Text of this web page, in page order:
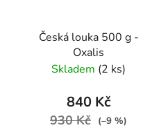
Česká louka 500 g -
Oxalis
Skladem (2 ks)
840 Kč
930 Kč (–9 %)